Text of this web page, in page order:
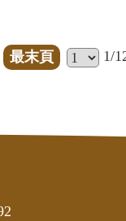
最末頁 1/